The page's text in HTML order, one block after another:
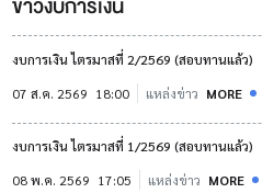
งบการเงิน ไตรมาสที่ 2/2569 (สอบทานแล้ว)
07 ส.ค. 2569 18:00 แหล่งข่าว MORE
งบการเงิน ไตรมาสที่ 1/2569 (สอบทานแล้ว)
08 พ.ค. 2569 17:05 แหล่งข่าว MORE